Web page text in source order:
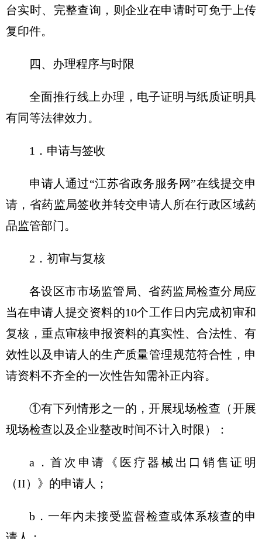
台实时、完整查询，则企业在申请时可免于上传
复印件。
四、办理程序与时限
全面推行线上办理，电子证明与纸质证明具
有同等法律效力。
1．申请与签收
申请人通过“江苏省政务服务网”在线提交申
请，省药监局签收并转交申请人所在行政区域药
品监管部门。
2．初审与复核
各设区市市场监管局、省药监局检查分局应
当在申请人提交资料的10个工作日内完成初审和
复核，重点审核申报资料的真实性、合法性、有
效性以及申请人的生产质量管理规范符合性，申
请资料不齐全的一次性告知需补正内容。
①有下列情形之一的，开展现场检查（开展
现场检查以及企业整改时间不计入时限）：
a．首次申请《医疗器械出口销售证明
（II）》的申请人；
b．一年内未接受监督检查或体系核查的申